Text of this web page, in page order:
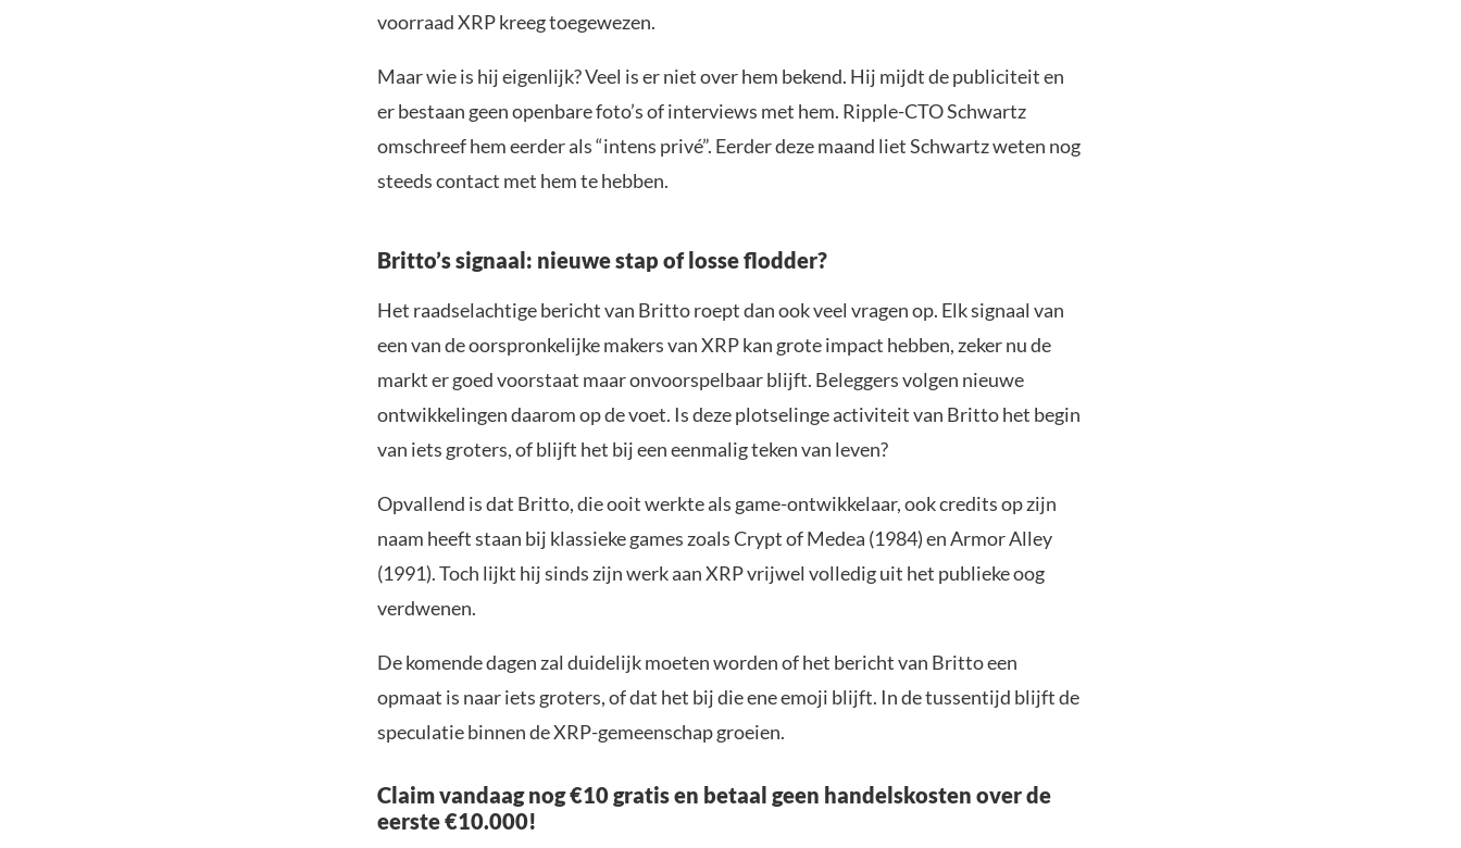
voorraad XRP kreeg toegewezen.
Maar wie is hij eigenlijk? Veel is er niet over hem bekend. Hij mijdt de publiciteit en
er bestaan geen openbare foto’s of interviews met hem. Ripple-CTO Schwartz
omschreef hem eerder als “intens privé”. Eerder deze maand liet Schwartz weten nog
steeds contact met hem te hebben.
Britto’s signaal: nieuwe stap of losse flodder?
Het raadselachtige bericht van Britto roept dan ook veel vragen op. Elk signaal van
een van de oorspronkelijke makers van XRP kan grote impact hebben, zeker nu de
markt er goed voorstaat maar onvoorspelbaar blijft. Beleggers volgen nieuwe
ontwikkelingen daarom op de voet. Is deze plotselinge activiteit van Britto het begin
van iets groters, of blijft het bij een eenmalig teken van leven?
Opvallend is dat Britto, die ooit werkte als game-ontwikkelaar, ook credits op zijn
naam heeft staan bij klassieke games zoals Crypt of Medea (1984) en Armor Alley
(1991). Toch lijkt hij sinds zijn werk aan XRP vrijwel volledig uit het publieke oog
verdwenen.
De komende dagen zal duidelijk moeten worden of het bericht van Britto een
opmaat is naar iets groters, of dat het bij die ene emoji blijft. In de tussentijd blijft de
speculatie binnen de XRP-gemeenschap groeien.
Claim vandaag nog €10 gratis en betaal geen handelskosten over de
eerste €10.000!